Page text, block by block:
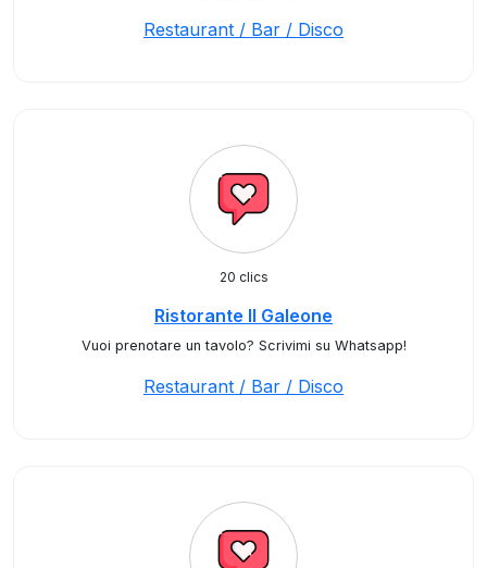
Restaurant / Bar / Disco
20 clics
Ristorante Il Galeone
Vuoi prenotare un tavolo? Scrivimi su Whatsapp!
Restaurant / Bar / Disco